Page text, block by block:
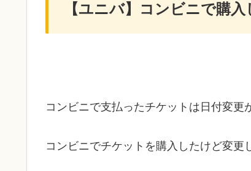
【ユニバ】コンビニで購
コンビニで支払ったチケットは日付変更
コンビニでチケットを購入したけど変更